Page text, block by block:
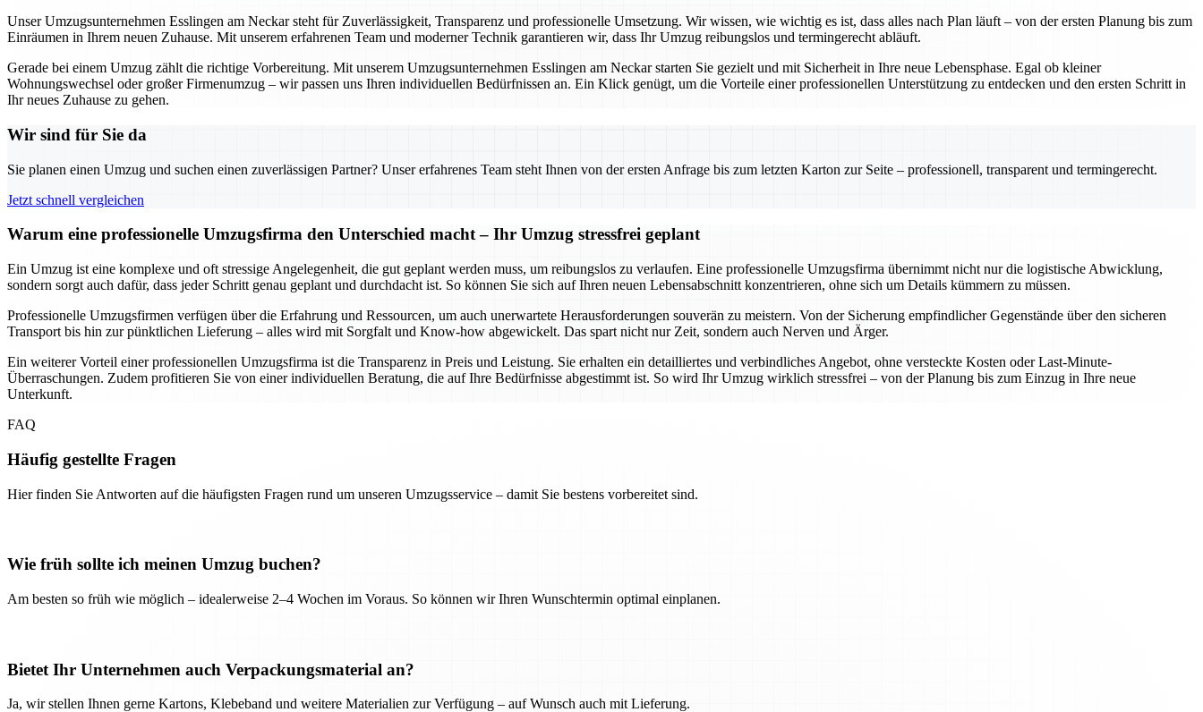
Unser Umzugsunternehmen Esslingen am Neckar steht für Zuverlässigkeit, Transparenz und professionelle Umsetzung. Wir wissen, wie wichtig es ist, dass alles nach Plan läuft – von der ersten Planung bis zum
Einräumen in Ihrem neuen Zuhause. Mit unserem erfahrenen Team und moderner Technik garantieren wir, dass Ihr Umzug reibungslos und termingerecht abläuft.
Gerade bei einem Umzug zählt die richtige Vorbereitung. Mit unserem Umzugsunternehmen Esslingen am Neckar starten Sie gezielt und mit Sicherheit in Ihre neue Lebensphase. Egal ob kleiner
Wohnungswechsel oder großer Firmenumzug – wir passen uns Ihren individuellen Bedürfnissen an. Ein Klick genügt, um die Vorteile einer professionellen Unterstützung zu entdecken und den ersten Schritt in
Ihr neues Zuhause zu gehen.
Wir sind für Sie da
Sie planen einen Umzug und suchen einen zuverlässigen Partner? Unser erfahrenes Team steht Ihnen von der ersten Anfrage bis zum letzten Karton zur Seite – professionell, transparent und termingerecht.
Jetzt schnell vergleichen
Warum eine professionelle Umzugsfirma den Unterschied macht – Ihr Umzug stressfrei geplant
Ein Umzug ist eine komplexe und oft stressige Angelegenheit, die gut geplant werden muss, um reibungslos zu verlaufen. Eine professionelle Umzugsfirma übernimmt nicht nur die logistische Abwicklung,
sondern sorgt auch dafür, dass jeder Schritt genau geplant und durchdacht ist. So können Sie sich auf Ihren neuen Lebensabschnitt konzentrieren, ohne sich um Details kümmern zu müssen.
Professionelle Umzugsfirmen verfügen über die Erfahrung und Ressourcen, um auch unerwartete Herausforderungen souverän zu meistern. Von der Sicherung empfindlicher Gegenstände über den sicheren
Transport bis hin zur pünktlichen Lieferung – alles wird mit Sorgfalt und Know-how abgewickelt. Das spart nicht nur Zeit, sondern auch Nerven und Ärger.
Ein weiterer Vorteil einer professionellen Umzugsfirma ist die Transparenz in Preis und Leistung. Sie erhalten ein detailliertes und verbindliches Angebot, ohne versteckte Kosten oder Last-Minute-
Überraschungen. Zudem profitieren Sie von einer individuellen Beratung, die auf Ihre Bedürfnisse abgestimmt ist. So wird Ihr Umzug wirklich stressfrei – von der Planung bis zum Einzug in Ihre neue
Unterkunft.
FAQ
Häufig gestellte Fragen
Hier finden Sie Antworten auf die häufigsten Fragen rund um unseren Umzugsservice – damit Sie bestens vorbereitet sind.
Wie früh sollte ich meinen Umzug buchen?
Am besten so früh wie möglich – idealerweise 2–4 Wochen im Voraus. So können wir Ihren Wunschtermin optimal einplanen.
Bietet Ihr Unternehmen auch Verpackungsmaterial an?
Ja, wir stellen Ihnen gerne Kartons, Klebeband und weitere Materialien zur Verfügung – auf Wunsch auch mit Lieferung.